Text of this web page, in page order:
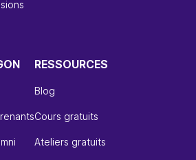
RESSOURCES
Blog
Cours gratuits
Ateliers gratuits